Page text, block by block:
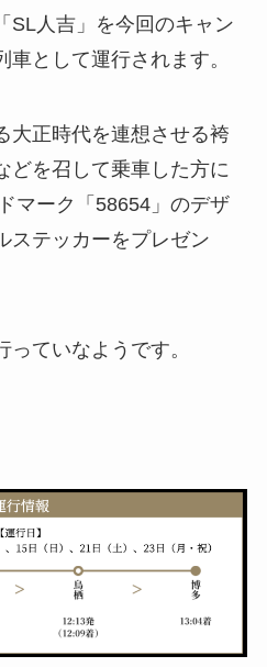
SL人吉」を今回のキャン
として運行されます。
大正時代を連想させる袴
どを召して乗車した方に
マーク「58654」のデザ
ステッカーをプレゼン
ていなようです。